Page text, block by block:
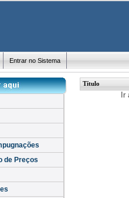
Entrar no Sistema
de Preços
Título
Ir